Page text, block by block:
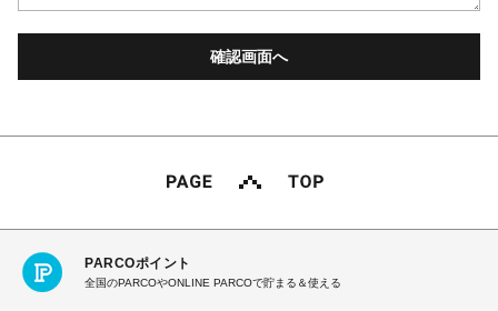
PARCOポイント
全国のPARCOやONLINE PARCOで貯まる＆使える